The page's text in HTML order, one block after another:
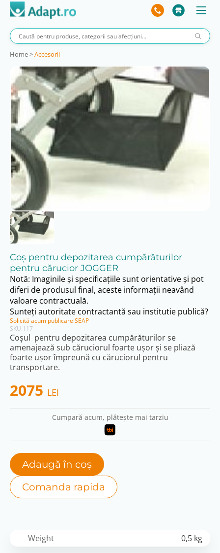
Home>Accesorii
SKU:117
Coș pentru depozitarea cumpărăturilor
pentru cărucior JOGGER
Coșul pentru depozitarea cumpărăturilor se
amenajează sub căruciorul foarte ușor și se pliază
foarte ușor împreună cu căruciorul pentru
transportare.
2075 LEI
Cumpară acum, plătește mai tarziu
Adaugă în coș
Comanda rapida
Notă: Imaginile și specificațiile sunt orientative și pot
diferi de produsul final, aceste informații neavând
valoare contractuală.
Sunteți autoritate contractantă sau institutie publică?
Solicită acum publicare SEAP
Weight 0,5 kg